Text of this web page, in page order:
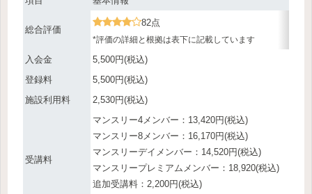
総合評価
82点
*評価の詳細と根拠は表下に記載しています
入会金
5,500円(税込)
登録料
5,500円(税込)
施設利用料
2,530円(税込)
受講料
マンスリー4メンバー：13,420円(税込)
マンスリー8メンバー：16,170円(税込)
マンスリーデイメンバー：14,520円(税込)
マンスリープレミアムメンバー：18,920(税込)
追加受講料：2,200円(税込)